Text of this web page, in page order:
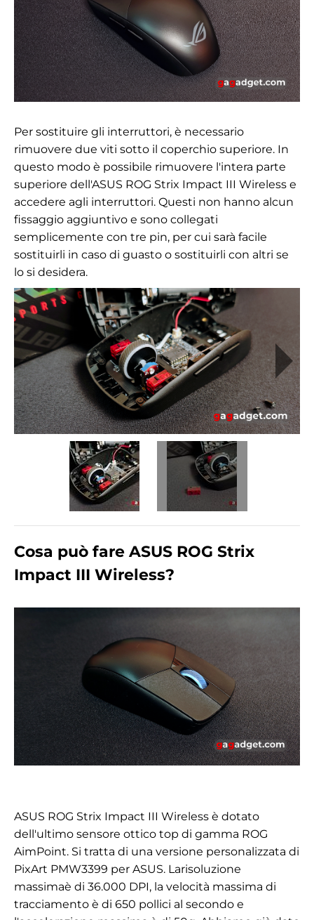
Per sostituire gli interruttori, è necessario
rimuovere due viti sotto il coperchio superiore. In
questo modo è possibile rimuovere l'intera parte
superiore dell'ASUS ROG Strix Impact III Wireless e
accedere agli interruttori. Questi non hanno alcun
fissaggio aggiuntivo e sono collegati
semplicemente con tre pin, per cui sarà facile
sostituirli in caso di guasto o sostituirli con altri se
lo si desidera.
Cosa può fare ASUS ROG Strix
Impact III Wireless?
ASUS ROG Strix Impact III Wireless è dotato
dell'ultimo sensore ottico top di gamma ROG
AimPoint. Si tratta di una versione personalizzata di
PixArt PMW3399 per ASUS. Larisoluzione
massimaè di 36.000 DPI, la velocità massima di
tracciamento è di 650 pollici al secondo e